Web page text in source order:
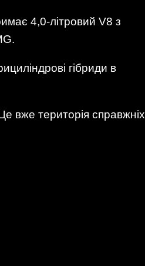
4,0-літровий V8 з
гібриди в
вже територія справжніх